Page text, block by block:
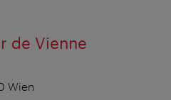
de Vienne
Wien